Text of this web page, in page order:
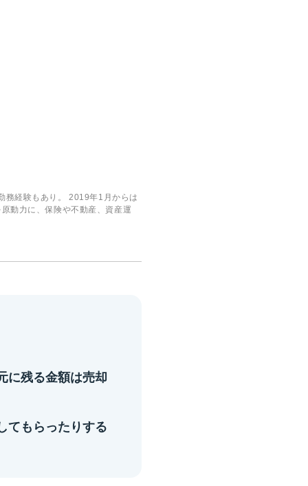
務経験もあり。 2019年1月からは
動力に、保険や不動産、資産運
に残る金額は売却
てもらったりする